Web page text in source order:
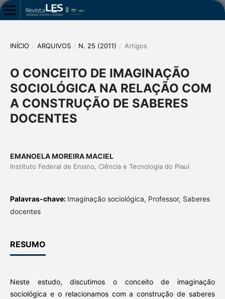
INÍCIO / ARQUIVOS / N. 25 (2011) / Artigos
O CONCEITO DE IMAGINAÇÃO
SOCIOLÓGICA NA RELAÇÃO COM
A CONSTRUÇÃO DE SABERES
DOCENTES
EMANOELA MOREIRA MACIEL
Instituto Federal de Ensino, Ciência e Tecnologia do Piauí
Palavras-chave: Imaginação sociológica, Professor, Saberes
docentes
RESUMO
Neste estudo, discutimos o conceito de imaginação
sociológica e o relacionamos com a construção de saberes